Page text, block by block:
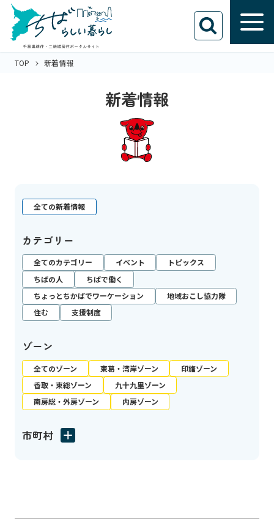
TOP 新着情報
新着情報
全ての新着情報
カテゴリー
全てのカテゴリー イベント
トピックス
ちばの人
ちばで働く
ちょっとちかばでワーケーション
地域おこし協力隊
住む
支援制度
ゾーン
全てのゾーン 東葛・湾岸ゾーン
印旛ゾーン
香取・東総ゾーン
九十九里ゾーン
南房総・外房ゾーン
内房ゾーン
市町村